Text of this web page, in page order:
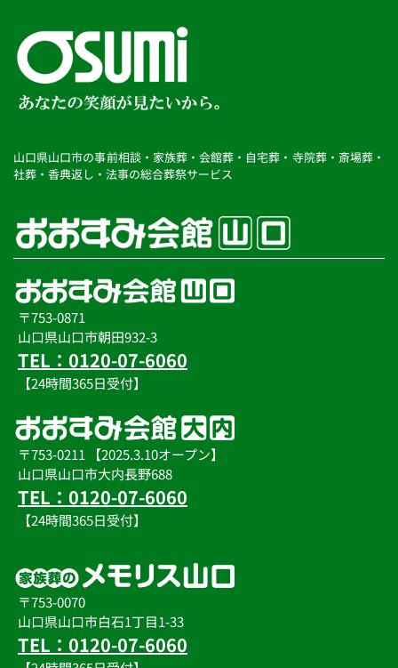
個人情報とは、氏名、住所、電話番号、メールアドレス、
生年月日、携帯電話における個体識別番号(UID)、その他の
情報で、個人を特定できる情報をいいます。
◆個人情報の取得および利用について
当社は、当社の事業活動やお客様へのより良いサービスを
することがあります。
(1)当社に採用活動目的でエントリーされたお客様に対する
た求人情報のご連絡
当社は、前項の目的以外の用途でエントリーされた個人情
報を利用しないものとします。
目的を明示し、その利用目的の範囲内で利用させていただ
きます。
◆個人情報の管理について
かつ慎重な管理を行ってまいります。
不当なアクセス、破壊、改ざん、漏洩等を防止するために
す。 また、利用目的の遂行のために業務を委託する場合、
委託先に対して契約等の措置を行い、個人情報の取り扱い
に関して適切な管理、監督を行ってまいります。
ユーザーの退会などの理由により当該の個人情報が不要に
なった場合については、すみやかに抹消いたします。
◆個人情報の開示について
当社は、ユーザー本人からの個人情報開示、変更、利用停
◆個人情報保護関連法令等の遵守について
当社は「個人情報の保護に関する法律」、その他、個人情
報保護に関する各種法令及びその他の規範を遵守いたしま
す。
山口県山口市の事前相談・家族葬・会館葬・自宅葬・寺院葬・斎場葬・
社葬・香典返し・法事の総合葬祭サービス
〒753-0871
山口県山口市朝田932-3
TEL：0120-07-6060
【24時間365日受付】
〒753-0211 【2025.3.10オープン】
山口県山口市大内長野688
TEL：0120-07-6060
【24時間365日受付】
〒753-0070
山口県山口市白石1丁目1-33
TEL：0120-07-6060